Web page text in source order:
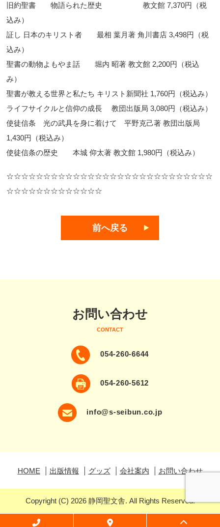
旧約聖書 物語られた歴史 教文館 7,370円（税
込み）
証し 日本のキリスト者 最相 葉月著 角川書店 3,498円（税
込み）
聖書の動物よもやま話 堀内 昭著 教文館 2,200円（税込
み）
聖書が教える世界と私たち キリスト新聞社 1,760円（税込み）
ライフサイクルと信仰の成長 教団出版局 3,080円（税込み）
使徒信条 光の武具を身に着けて 平野克己著 教団出版局
1,430円（税込み）
使徒信条の歴史 本城 仰太著 教文館 1,980円（税込み）
☆☆☆☆☆☆☆☆☆☆☆☆☆☆☆☆☆☆☆☆☆☆☆☆☆☆☆☆
☆☆☆☆☆☆☆☆☆☆☆☆☆
前へ戻る
お問い合わせ
CONTACT
054-260-6644
054-260-5612
info@s-seibun.co.jp
HOME 出版情報 グッズ 会社案内 お問い合わせ
Copyright (C) 2026 静岡聖文舎. All Rights Reserved.